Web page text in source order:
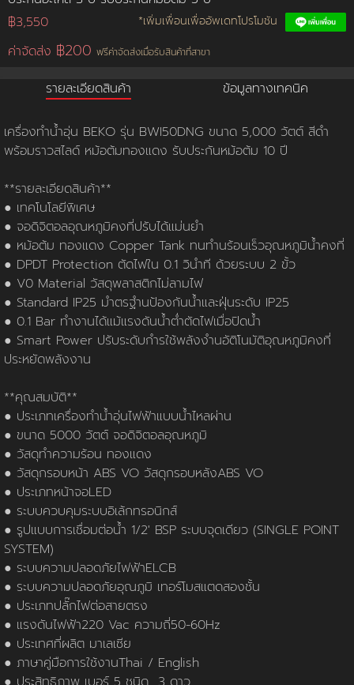
฿3,550
*เพิ่มเพื่อนเพื่ออัพเดทโปรโมชัน
ค่าจัดส่ง ฿200 ฟรีค่าจัดส่งเมื่อรับสินค้าที่สาขา
รายละเอียดสินค้า ข้อมูลทางเทคนิค
การชำระเงิน
ขั้นตอนการสั่งซื้อ
คณะกรรมการบริหาร
การคืนเงินและคืนสินค้า
ทวียนต์ 53 สาขา
ผลงานของเรา
สมัครงาน
นโยบายการใช้คุกกี้
นโยบายความเป็นส่วนตัว